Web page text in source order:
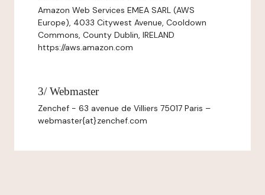
Amazon Web Services EMEA SARL (AWS
Europe), 4033 Citywest Avenue, Cooldown
Commons, County Dublin, IRELAND
https://aws.amazon.com
3/ Webmaster
Zenchef - 63 avenue de Villiers 75017 Paris –
webmaster{at}zenchef.com